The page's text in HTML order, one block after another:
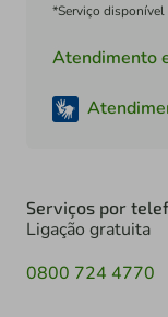
*Serviço disponível
Atendimento
Serviços por
Ligação gratuita
0800 724 4770